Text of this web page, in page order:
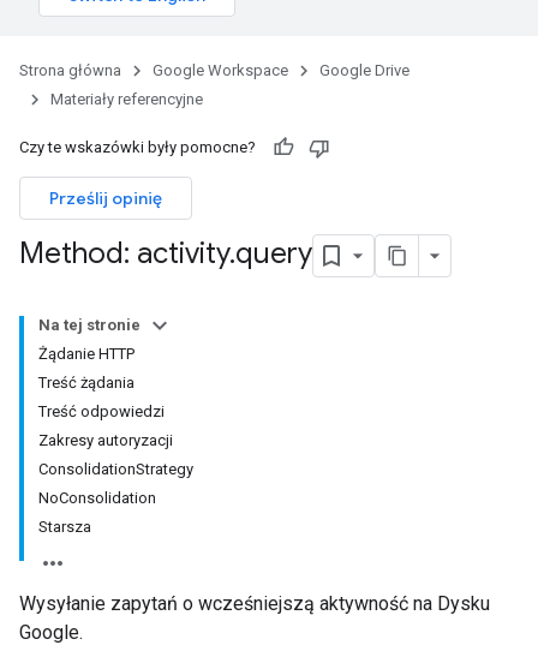
Strona główna Google Workspace
Google Drive
Materiały referencyjne
Czy te wskazówki były pomocne?
Prześlij opinię
Method: activity.query
Na tej stronie
Żądanie HTTP
Treść żądania
Treść odpowiedzi
Zakresy autoryzacji
ConsolidationStrategy
NoConsolidation
Starsza
Wysyłanie zapytań o wcześniejszą aktywność na Dysku
Google.